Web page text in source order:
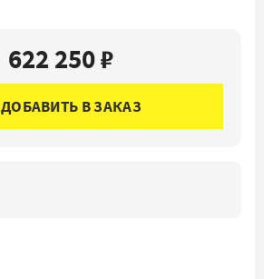
622 250 ₽
ДОБАВИТЬ В ЗАКАЗ